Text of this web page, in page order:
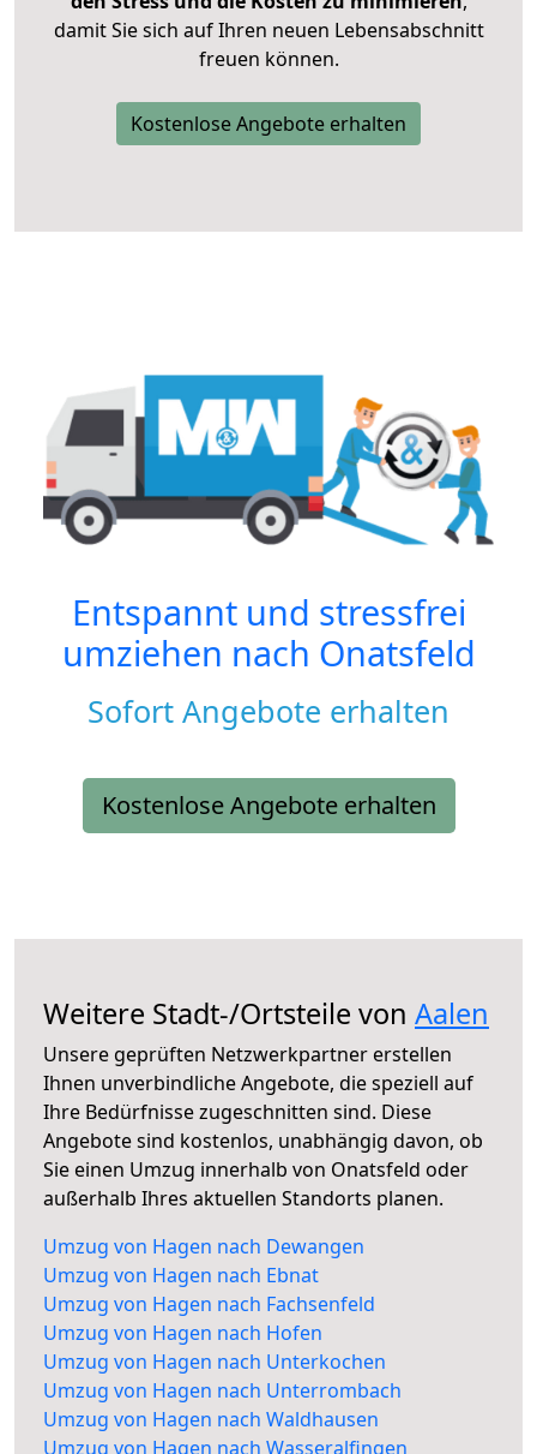
damit Sie sich auf Ihren neuen Lebensabschnitt
freuen können.
Kostenlose Angebote erhalten
Entspannt und stressfrei
umziehen nach Onatsfeld
Sofort Angebote erhalten
Kostenlose Angebote erhalten
Weitere Stadt-/Ortsteile von Aalen
Unsere geprüften Netzwerkpartner erstellen
Ihnen unverbindliche Angebote, die speziell auf
Ihre Bedürfnisse zugeschnitten sind. Diese
Angebote sind kostenlos, unabhängig davon, ob
Sie einen Umzug innerhalb von Onatsfeld oder
außerhalb Ihres aktuellen Standorts planen.
Umzug von Hagen nach Dewangen
Umzug von Hagen nach Ebnat
Umzug von Hagen nach Fachsenfeld
Umzug von Hagen nach Hofen
Umzug von Hagen nach Unterkochen
Umzug von Hagen nach Unterrombach
Umzug von Hagen nach Waldhausen
Umzug von Hagen nach Wasseralfingen